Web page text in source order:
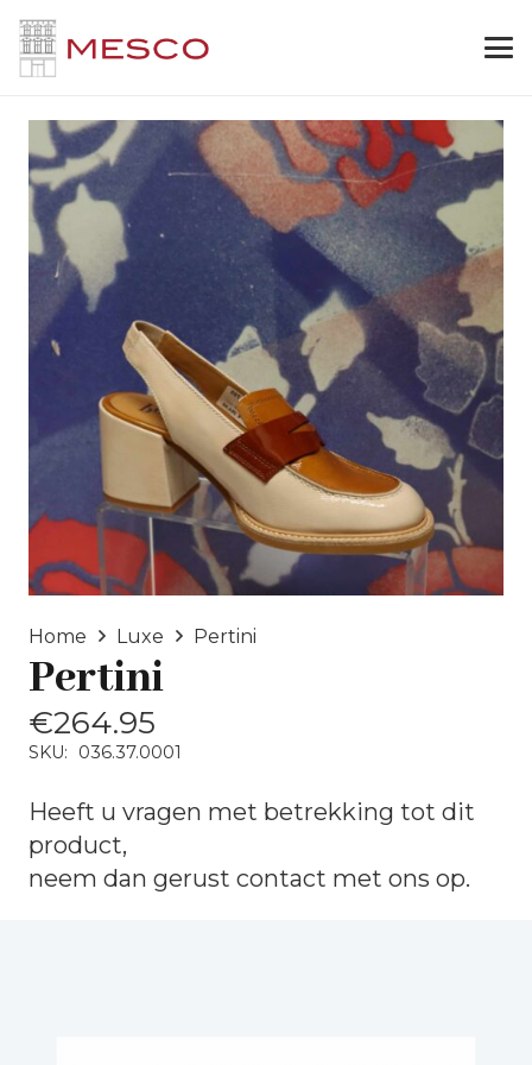
Home Luxe Pertini
Pertini
€264.95
SKU: 036.37.0001
Heeft u vragen met betrekking tot dit
product,
neem dan gerust contact met ons op.